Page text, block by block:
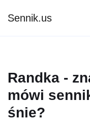
Sennik.us
Randka -
mówi
śnie?